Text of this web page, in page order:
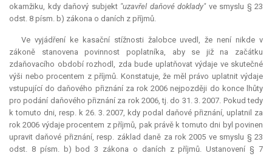
okamžiku, kdy daňový subjekt "uzavřel daňové doklady"ve smyslu § 23
odst. 8 písm. b) zákona o daních z příjmů.
Ve vyjádření ke kasační stížnosti žalobce uvedl, že není nikde v
zákoně stanovena povinnost poplatníka, aby se již na začátku
zdaňovacího období rozhodl, zda bude uplatňovat výdaje ve skutečné
výši nebo procentem z příjmů. Konstatuje, že měl právo uplatnit výdaje
vstupující do daňového přiznání za rok 2006 nejpozději do konce lhůty
pro podání daňového přiznání za rok 2006, tj. do 31. 3. 2007. Pokud tedy
k tomuto dni, resp. k 26. 3. 2007, kdy podal daňové přiznání, uplatnil za
rok 2006 výdaje procentem z příjmů, pak právě k tomuto dni byl povinen
upravit daňové přiznání, resp. základ daně za rok 2005 ve smyslu § 23
odst. 8 písm. b) bod 3 zákona o daních z příjmů. Ustanovení § 7